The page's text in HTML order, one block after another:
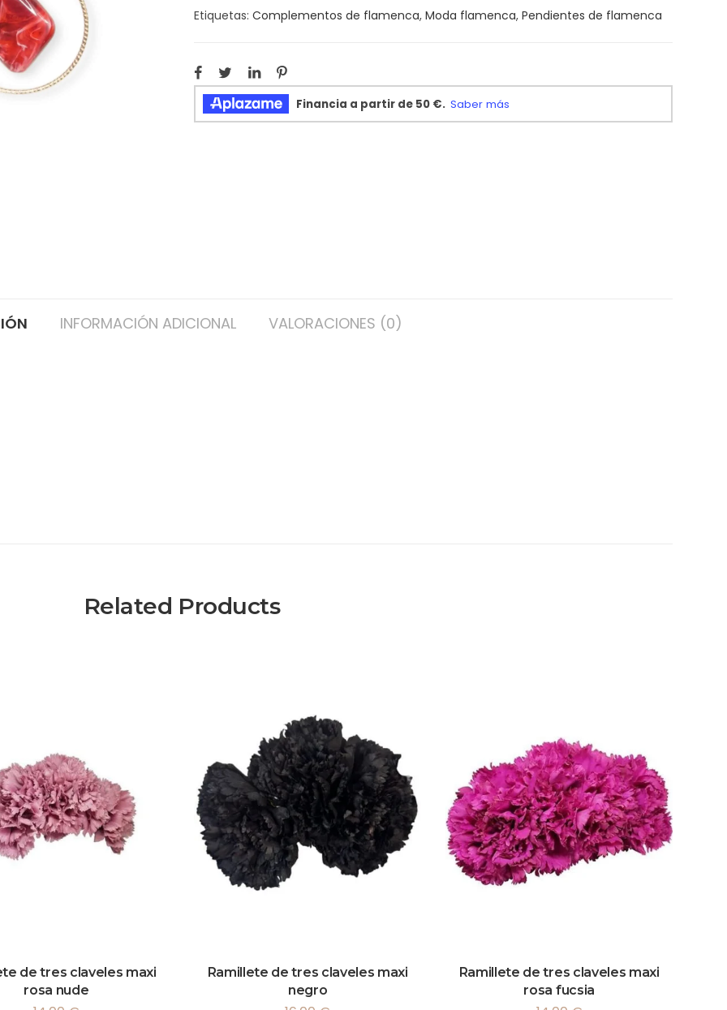
Etiquetas: Complementos de flamenca, Moda flamenca, Pendientes de flamenca
INFORMACIÓN ADICIONAL VALORACIONES (0)
Related Products
de tres claveles maxi
rosa nude
Ramillete de tres claveles maxi
negro
Ramillete de tres claveles maxi
rosa fucsia